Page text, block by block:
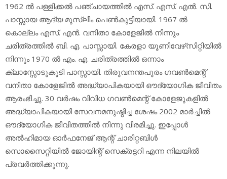
1962 ല്‍ പള്ളിക്കല്‍ പഞ്ചായത്തില്‍ എസ്. എസ്. എല്‍. സി.
പാസ്സായ ആദ്യ മുസ്ലീം പെണ്‍കുട്ടിയായി. 1967 ല്‍
കൊല്ലം എസ്. എന്‍. വനിതാ കോളേജില്‍ നിന്നും
ചരിത്രത്തില്‍ ബി. എ. പാസ്സായി. കേരളാ യൂണിവേഴ്‌സിറ്റിയില്‍
നിന്നും 1970 ല്‍ എം. എ. ചരിത്രത്തില്‍ ഒന്നാം
ക്ലാസ്സോടുകൂടി പാസ്സായി. തിരുവനന്തപുരം ഗവണ്‍മെന്റ്
വനിതാ കോളേജില്‍ അദ്ധ്യാപികയായി ഔദ്യോഗിക ജീവിതം
ആരംഭിച്ചു. 30 വര്‍ഷം വിവിധ ഗവണ്‍മെന്റ് കോളേജുകളില്‍
അദ്ധ്യാപികയായി സേവനമനുഷ്ഠിച്ച ശേഷം 2002 മാര്‍ച്ചില്‍
ഔദ്യോഗിക ജീവിതത്തില്‍ നിന്നു വിരമിച്ചു. ഇപ്പോള്‍
അല്‍ഹിമായ ഓര്‍ഫനേജ് ആന്റ് ചാരിറ്റബിള്‍
സൊസൈറ്റിയില്‍ ജോയിന്റ് സെക്രട്ടറി എന്ന നിലയില്‍
പ്രവര്‍ത്തിക്കുന്നു.